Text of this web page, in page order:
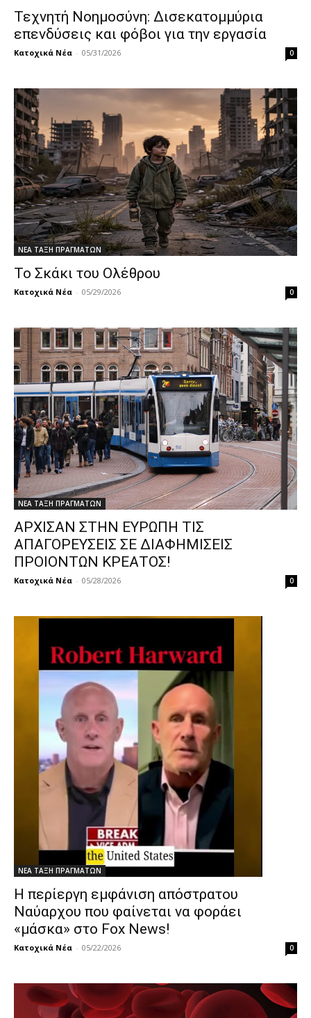
Τεχνητή Νοημοσύνη: Δισεκατομμύρια
επενδύσεις και φόβοι για την εργασία
Κατοχικά Νέα - 05/31/2026 0
ΝΕΑ ΤΑΞΗ ΠΡΑΓΜΑΤΩΝ
Το Σκάκι του Ολέθρου
Κατοχικά Νέα - 05/29/2026 0
ΝΕΑ ΤΑΞΗ ΠΡΑΓΜΑΤΩΝ
ΑΡΧΙΣΑΝ ΣΤΗΝ ΕΥΡΩΠΗ ΤΙΣ
ΑΠΑΓΟΡΕΥΣΕΙΣ ΣΕ ΔΙΑΦΗΜΙΣΕΙΣ
ΠΡΟΙΟΝΤΩΝ ΚΡΕΑΤΟΣ!
Κατοχικά Νέα - 05/28/2026 0
ΝΕΑ ΤΑΞΗ ΠΡΑΓΜΑΤΩΝ
Η περίεργη εμφάνιση απόστρατου
Ναύαρχου που φαίνεται να φοράει
«μάσκα» στο Fox News!
Κατοχικά Νέα - 05/22/2026 0